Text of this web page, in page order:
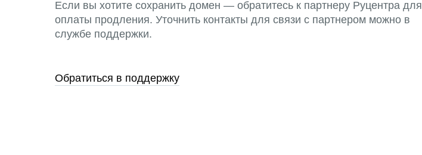
Если вы хотите сохранить домен — обратитесь к партнеру Руцентра для
оплаты продления. Уточнить контакты для связи с партнером можно в
службе поддержки.
Обратиться в поддержку